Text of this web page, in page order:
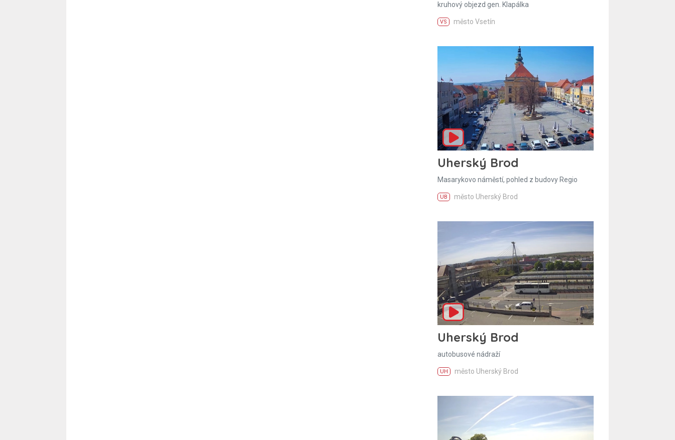
kruhový objezd gen. Klapálka
VS město Vsetín
Uherský Brod
Masarykovo náměstí, pohled z budovy Regio
UB město Uherský Brod
Uherský Brod
autobusové nádraží
UH město Uherský Brod